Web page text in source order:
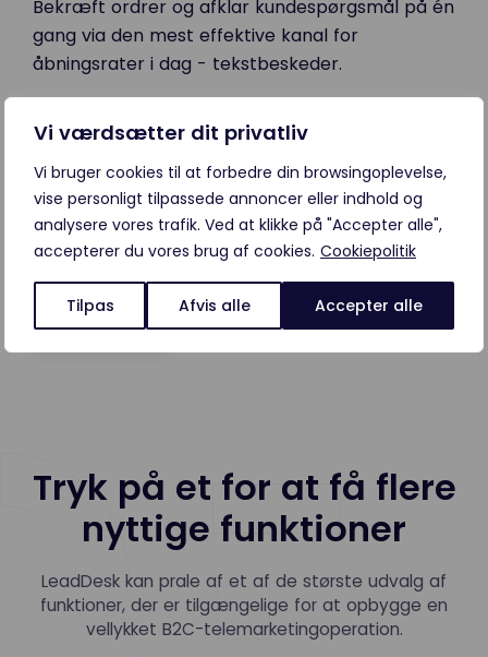
Vi værdsætter dit privatliv
Vi bruger cookies til at forbedre din browsingoplevelse,
vise personligt tilpassede annoncer eller indhold og
analysere vores trafik. Ved at klikke på "Accepter alle",
accepterer du vores brug af cookies. Cookiepolitik
Tilpas Afvis alle Accepter alle
Bekræft ordrer og afklar kundespørgsmål på én
gang via den mest effektive kanal for
åbningsrater i dag - tekstbeskeder.
Webchat
Chat med leads online i realtid, og hjælp dem
med at købe dit produkt. Endnu bedre er det at
parre den med LeadDesks AI-chatbots for at få
hurtigere svar og automatisering af samtaler.
Få en demo
Tryk på et for at få flere
nyttige funktioner
LeadDesk kan prale af et af de største udvalg af
funktioner, der er tilgængelige for at opbygge en
vellykket B2C-telemarketingoperation.